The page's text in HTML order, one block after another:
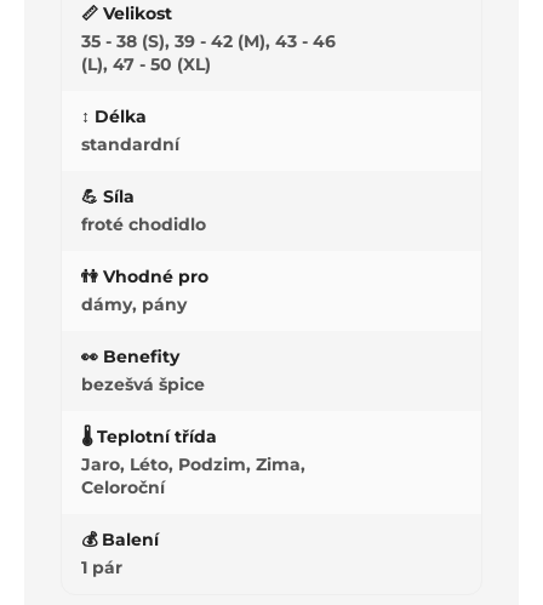
📏 Velikost
35 - 38 (S), 39 - 42 (M), 43 - 46
(L), 47 - 50 (XL)
↕️ Délka
standardní
💪 Síla
froté chodidlo
👫 Vhodné pro
dámy, pány
👀 Benefity
bezešvá špice
🌡️ Teplotní třída
Jaro, Léto, Podzim, Zima,
Celoroční
💰 Balení
1 pár